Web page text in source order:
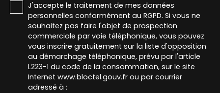
J'accepte le traitement de mes données
personnelles conformément au RGPD. Si vous ne
souhaitez pas faire l'objet de prospection
commerciale par voie téléphonique, vous pouvez
vous inscrire gratuitement sur la liste d'opposition
au démarchage téléphonique, prévu par l'article
L223-1 du code de la consommation, sur le site
Internet www.bloctel.gouv.fr ou par courrier
adressé à :